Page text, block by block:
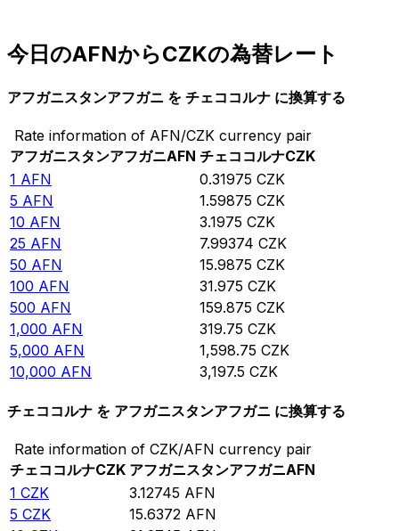
今日のAFNからCZKの為替レート
アフガニスタンアフガニ を チェココルナ に換算する
Rate information of AFN/CZK currency pair
アフガニスタンアフガニAFN チェココルナCZK
1 AFN 0.31975 CZK
5 AFN 1.59875 CZK
10 AFN 3.1975 CZK
25 AFN 7.99374 CZK
50 AFN 15.9875 CZK
100 AFN 31.975 CZK
500 AFN 159.875 CZK
1,000 AFN 319.75 CZK
5,000 AFN 1,598.75 CZK
10,000 AFN 3,197.5 CZK
チェココルナ を アフガニスタンアフガニ に換算する
Rate information of CZK/AFN currency pair
チェココルナCZK アフガニスタンアフガニAFN
1 CZK 3.12745 AFN
5 CZK 15.6372 AFN